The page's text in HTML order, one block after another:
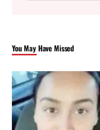
h
You May Have Missed